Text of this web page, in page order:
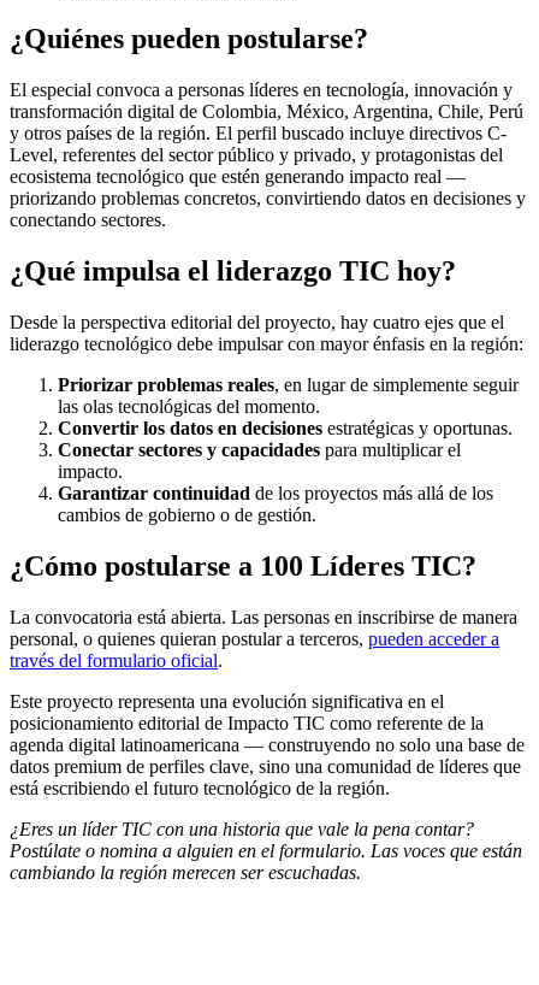
¿Quiénes pueden postularse?
El especial convoca a personas líderes en tecnología, innovación y
transformación digital de Colombia, México, Argentina, Chile, Perú
y otros países de la región. El perfil buscado incluye directivos C-
Level, referentes del sector público y privado, y protagonistas del
ecosistema tecnológico que estén generando impacto real —
priorizando problemas concretos, convirtiendo datos en decisiones y
conectando sectores.
¿Qué impulsa el liderazgo TIC hoy?
Desde la perspectiva editorial del proyecto, hay cuatro ejes que el
liderazgo tecnológico debe impulsar con mayor énfasis en la región:
Priorizar problemas reales, en lugar de simplemente seguir
las olas tecnológicas del momento.
Convertir los datos en decisiones estratégicas y oportunas.
Conectar sectores y capacidades para multiplicar el
impacto.
Garantizar continuidad de los proyectos más allá de los
cambios de gobierno o de gestión.
¿Cómo postularse a 100 Líderes TIC?
La convocatoria está abierta. Las personas en inscribirse de manera
personal, o quienes quieran postular a terceros, pueden acceder a
través del formulario oficial.
Este proyecto representa una evolución significativa en el
posicionamiento editorial de Impacto TIC como referente de la
agenda digital latinoamericana — construyendo no solo una base de
datos premium de perfiles clave, sino una comunidad de líderes que
está escribiendo el futuro tecnológico de la región.
¿Eres un líder TIC con una historia que vale la pena contar?
Postúlate o nomina a alguien en el formulario. Las voces que están
cambiando la región merecen ser escuchadas.